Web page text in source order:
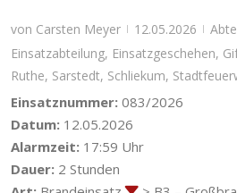
von Carsten Meyer | 12.05.2026 |
Einsatzabteilung, Einsatzgeschehen,
Ruthe, Sarstedt, Schliekum,
Einsatznummer: 083/2026
Datum: 12.05.2026
Alarmzeit: 17:59 Uhr
Dauer: 2 Stunden